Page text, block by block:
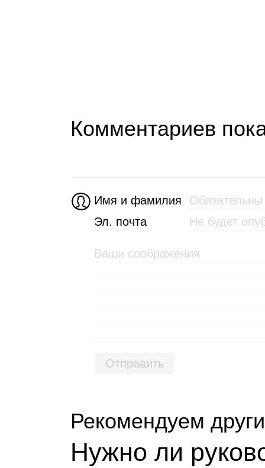
Комментариев
Имя и фамилия
Эл. почта
Отправить
Рекомендуем
Нужно ли